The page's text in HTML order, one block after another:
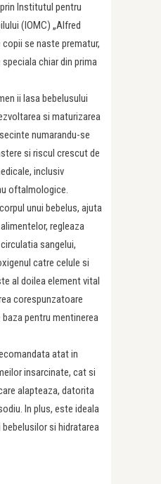
Institutul pentru
(IOMC) „Alfred
copii se naste prematur,
chiar din prima
ii lasa bebelusului
si maturizarea
numarandu-se
si riscul crescut de
inclusiv
oftalmologice.
unui bebelus, ajuta
regleaza
sangelui,
catre celule si
al doilea element vital
corespunzatoare
pentru mentinerea
atat in
insarcinate, cat si
alapteaza, datorita
In plus, este ideala
si hidratarea